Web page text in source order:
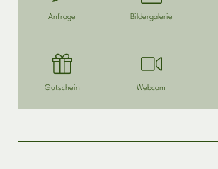
Anfrage Bildergalerie
Gutschein Webcam